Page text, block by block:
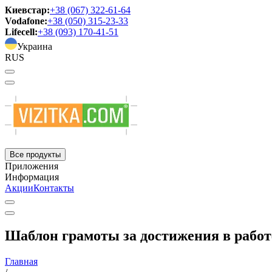
Киевстар:+38 (067) 322-61-64
Vodafone:+38 (050) 315-23-33
Lifecell:+38 (093) 170-41-51
Украина
RUS
Все продукты
Приложения
Информация
АкцииКонтакты
Шаблон грамоты за достижения в
Главная